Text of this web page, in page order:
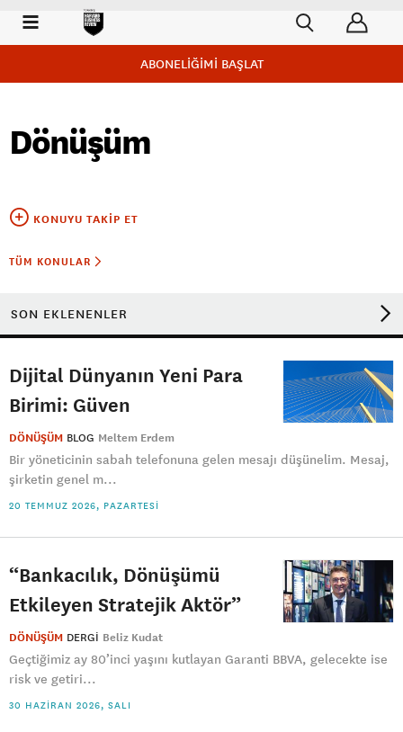
ABONELİĞİMİ BAŞLAT
Dönüşüm
KONUYU TAKIP ET
TÜM KONULAR
SON EKLENENLER
Dijital Dünyanın Yeni Para
Birimi: Güven
DÖNÜŞÜM BLOG Meltem Erdem
Bir yöneticinin sabah telefonuna gelen mesajı düşünelim. Mesaj,
şirketin genel m...
20 TEMMUZ 2026, PAZARTESI
“Bankacılık, Dönüşümü
Etkileyen Stratejik Aktör”
DÖNÜŞÜM DERGI Beliz Kudat
Geçtiğimiz ay 80’inci yaşını kutlayan Garanti BBVA, gelecekte ise
risk ve getiri...
30 HAZIRAN 2026, SALI